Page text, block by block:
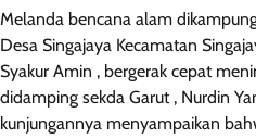
Melanda bencana alam
Desa Singajaya Kecamatan
Syakur Amin , bergerak cepat
didamping sekda Garut , Nurdin
kunjungannya menyampaikan